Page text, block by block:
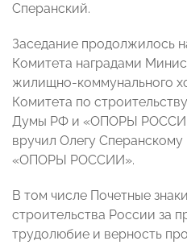
Сперанский.
Заседание продолжилось
Комитета наградами
жилищно-коммунального
Комитета по
Думы РФ и «ОПОРЫ
вручил Олегу
«ОПОРЫ РОССИИ».
В том числе Почетные
строительства России за
трудолюбие и верность